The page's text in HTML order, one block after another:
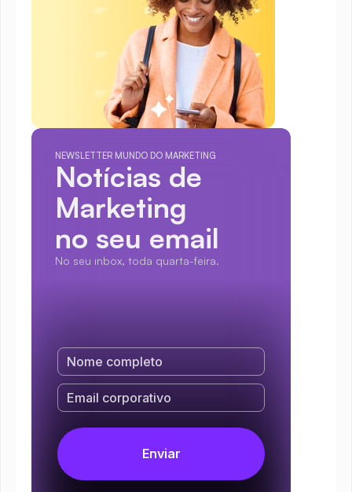
NEWSLETTER MUNDO DO MARKETING
Notícias de
Marketing
no seu email
No seu inbox, toda quarta-feira.